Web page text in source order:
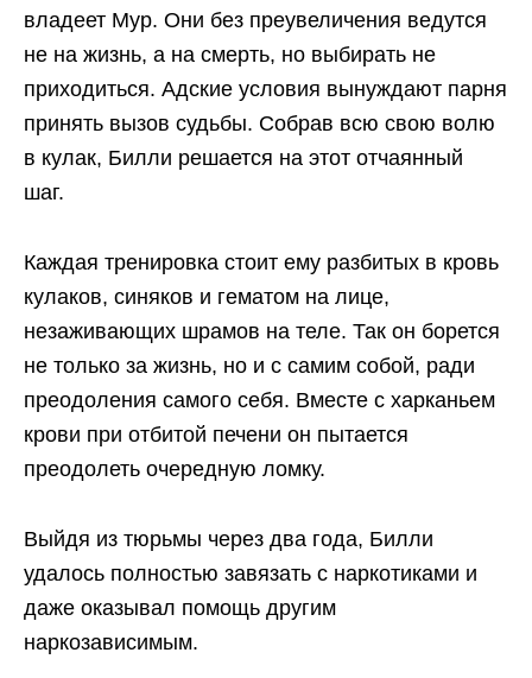
владеет Мур. Они без преувеличения ведутся
не на жизнь, а на смерть, но выбирать не
приходиться. Адские условия вынуждают парня
принять вызов судьбы. Собрав всю свою волю
в кулак, Билли решается на этот отчаянный
шаг.
Каждая тренировка стоит ему разбитых в кровь
кулаков, синяков и гематом на лице,
незаживающих шрамов на теле. Так он борется
не только за жизнь, но и с самим собой, ради
преодоления самого себя. Вместе с харканьем
крови при отбитой печени он пытается
преодолеть очередную ломку.
Выйдя из тюрьмы через два года, Билли
удалось полностью завязать с наркотиками и
даже оказывал помощь другим
наркозависимым.